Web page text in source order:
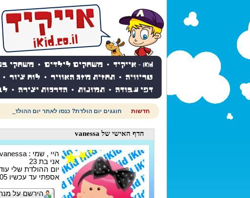
iKid - אייקיד • משחקים לילדים • משחקי
טריוויה • תחזית מזג האוויר • לוח ציור •
דפי עבודה • תמונות • הדרכות יצירה •
חדשות חוגגים יום הולדת? כנסו לאתר יום ההולדת
הדף האישי של vanessa
היי , שמי : vanessa
אני בת 23
יום ההולדת שלי עוד : 8
אספתי עד עכשיו 705 נקודות
הירשם על